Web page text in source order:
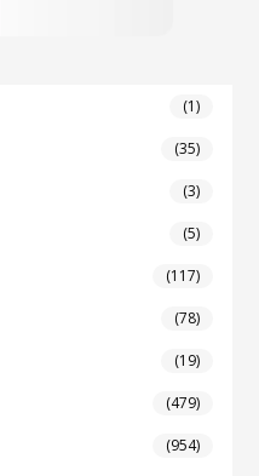
(1)
(35)
(3)
(5)
(117)
(78)
(19)
(479)
(954)